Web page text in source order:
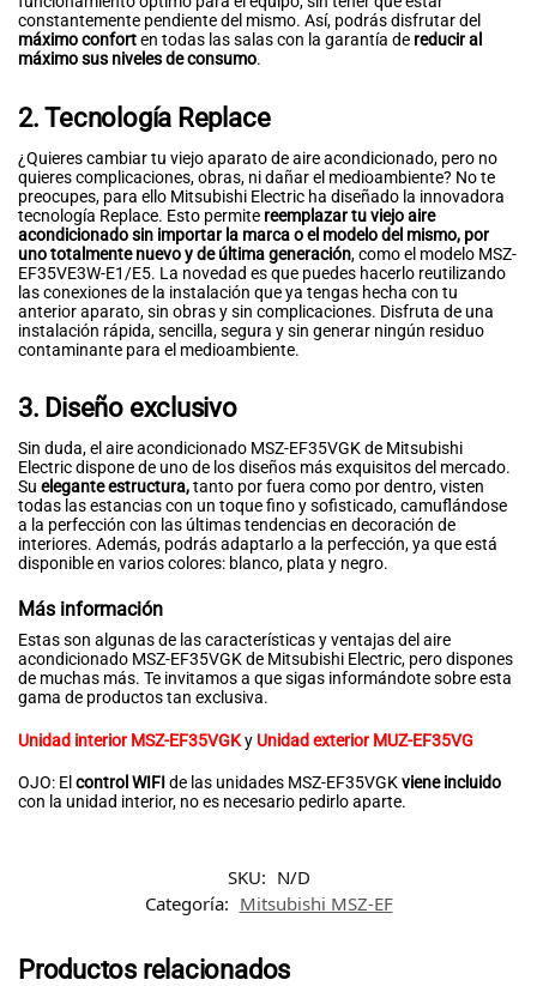
constantemente pendiente del mismo. Así, podrás disfrutar del
máximo conforten todas las salas con la garantía de reducir al
máximo sus niveles de consumo.
2. Tecnología Replace
¿Quieres cambiar tu viejo aparato de aire acondicionado, pero no
quieres complicaciones, obras, ni dañar el medioambiente? No te
preocupes, para ello Mitsubishi Electric ha diseñado la innovadora
tecnología Replace. Esto permite reemplazar tu viejo aire
acondicionado sin importar la marca o el modelo del mismo, por
uno totalmente nuevo y de última generación, como el modelo MSZ-
EF35VE3W-E1/E5. La novedad es que puedes hacerlo reutilizando
las conexiones de la instalación que ya tengas hecha con tu
anterior aparato, sin obras y sin complicaciones. Disfruta de una
instalación rápida, sencilla, segura y sin generar ningún residuo
contaminante para el medioambiente.
3. Diseño exclusivo
Sin duda, el aire acondicionado MSZ-EF35VGK de Mitsubishi
Electric dispone de uno de los diseños más exquisitos del mercado.
Su elegante estructura,tanto por fuera como por dentro, visten
todas las estancias con un toque fino y sofisticado, camuflándose
a la perfección con las últimas tendencias en decoración de
interiores. Además, podrás adaptarlo a la perfección, ya que está
disponible en varios colores: blanco, plata y negro.
Más información
Estas son algunas de las características y ventajas del aire
acondicionado MSZ-EF35VGK de Mitsubishi Electric, pero dispones
de muchas más. Te invitamos a que sigas informándote sobre esta
gama de productos tan exclusiva.
Unidad interior MSZ-EF35VGKy Unidad exterior MUZ-EF35VG
OJO: El control WIFI de las unidades MSZ-EF35VGKviene incluido
con la unidad interior, no es necesario pedirlo aparte.
SKU: N/D
Categoría: Mitsubishi MSZ-EF
Productos relacionados